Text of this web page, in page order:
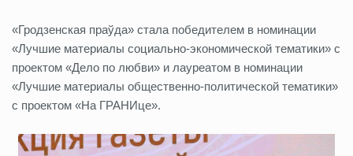
«Гродзенская праўда» стала победителем в номинации
«Лучшие материалы социально-экономической тематики» с
проектом «Дело по любви» и лауреатом в номинации
«Лучшие материалы общественно-политической тематики»
с проектом «На ГРАНИце».